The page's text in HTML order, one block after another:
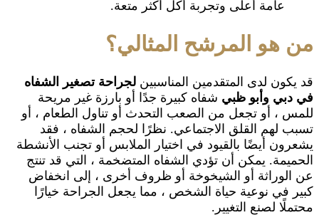
عامة أعلى وتجربة أكل أكثر متعة.
من هو المرشح المثالي؟
قد يكون لدى المتقدمين المناسبين لجراحة تصغير الشفاه
في دبي وأبو ظبي شفاه كبيرة جدًا أو بارزة غير مريحة
للمس ، أو تجعل من الصعب التحدث أو تناول الطعام ، أو
تسبب لهم القلق الاجتماعي. نظرًا لحجم الشفاه ، فقد
يشعرون أيضًا بالقيود في اختيار الملابس أو تجنب الأنشطة
الحميمة. يمكن أن تؤدي الشفاه المتضخمة ، التي قد تنتج
عن الوراثة أو الشيخوخة أو ظروف أخرى ، إلى انخفاض
كبير في نوعية حياة الشخص ، مما يجعل الجراحة خيارًا
محتملًا لصنع التغيير.